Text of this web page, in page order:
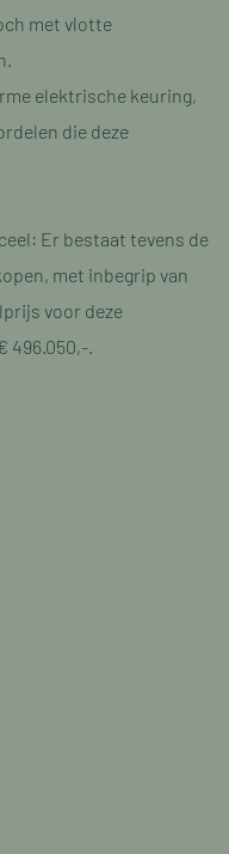
met vlotte
elektrische keuring,
die deze
Er bestaat tevens de
met inbegrip van
voor deze
496.050,-.